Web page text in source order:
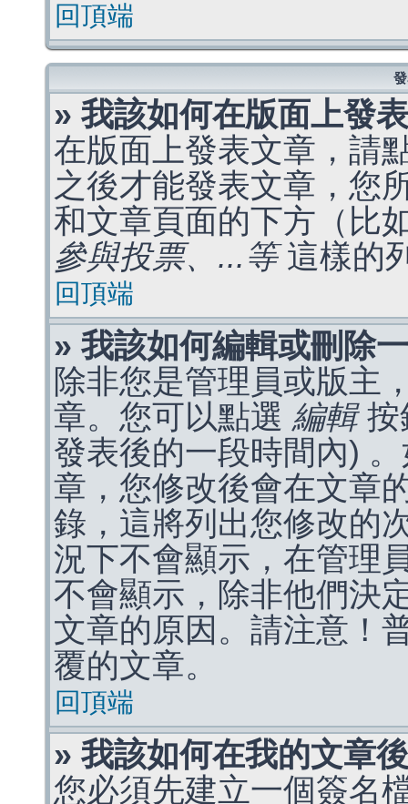
回頂端
» 我該如何在版面上發
在版面上發表文章，請
之後才能發表文章，您
和文章頁面的下方（比
參與投票、...等這樣的
回頂端
» 我該如何編輯或刪除
除非您是管理員或版主
章。您可以點選 編輯按
發表後的一段時間內)
章，您修改後會在文章
錄，這將列出您修改的
況下不會顯示，在管理
不會顯示，除非他們決
文章的原因。請注意！
覆的文章。
回頂端
» 我該如何在我的文章
您必須先建立一個簽名